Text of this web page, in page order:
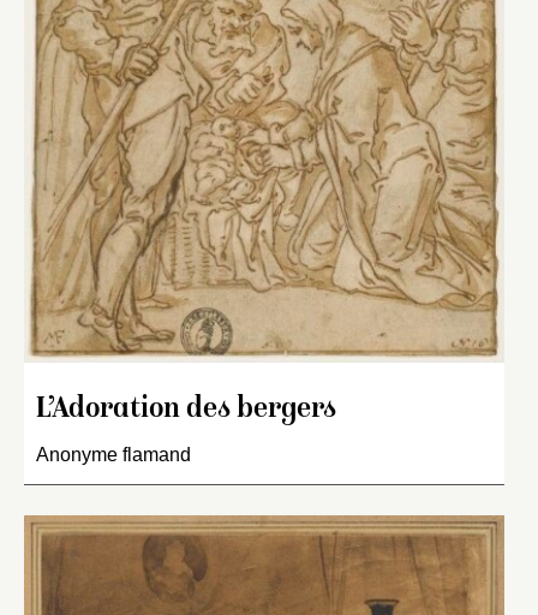
L’Adoration des bergers
Anonyme flamand